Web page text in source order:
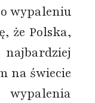
wypaleniu
że Polska,
na świecie